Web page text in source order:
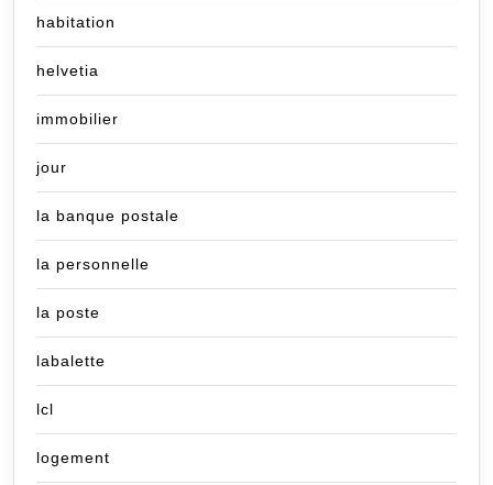
habitation
helvetia
immobilier
jour
la banque postale
la personnelle
la poste
labalette
lcl
logement